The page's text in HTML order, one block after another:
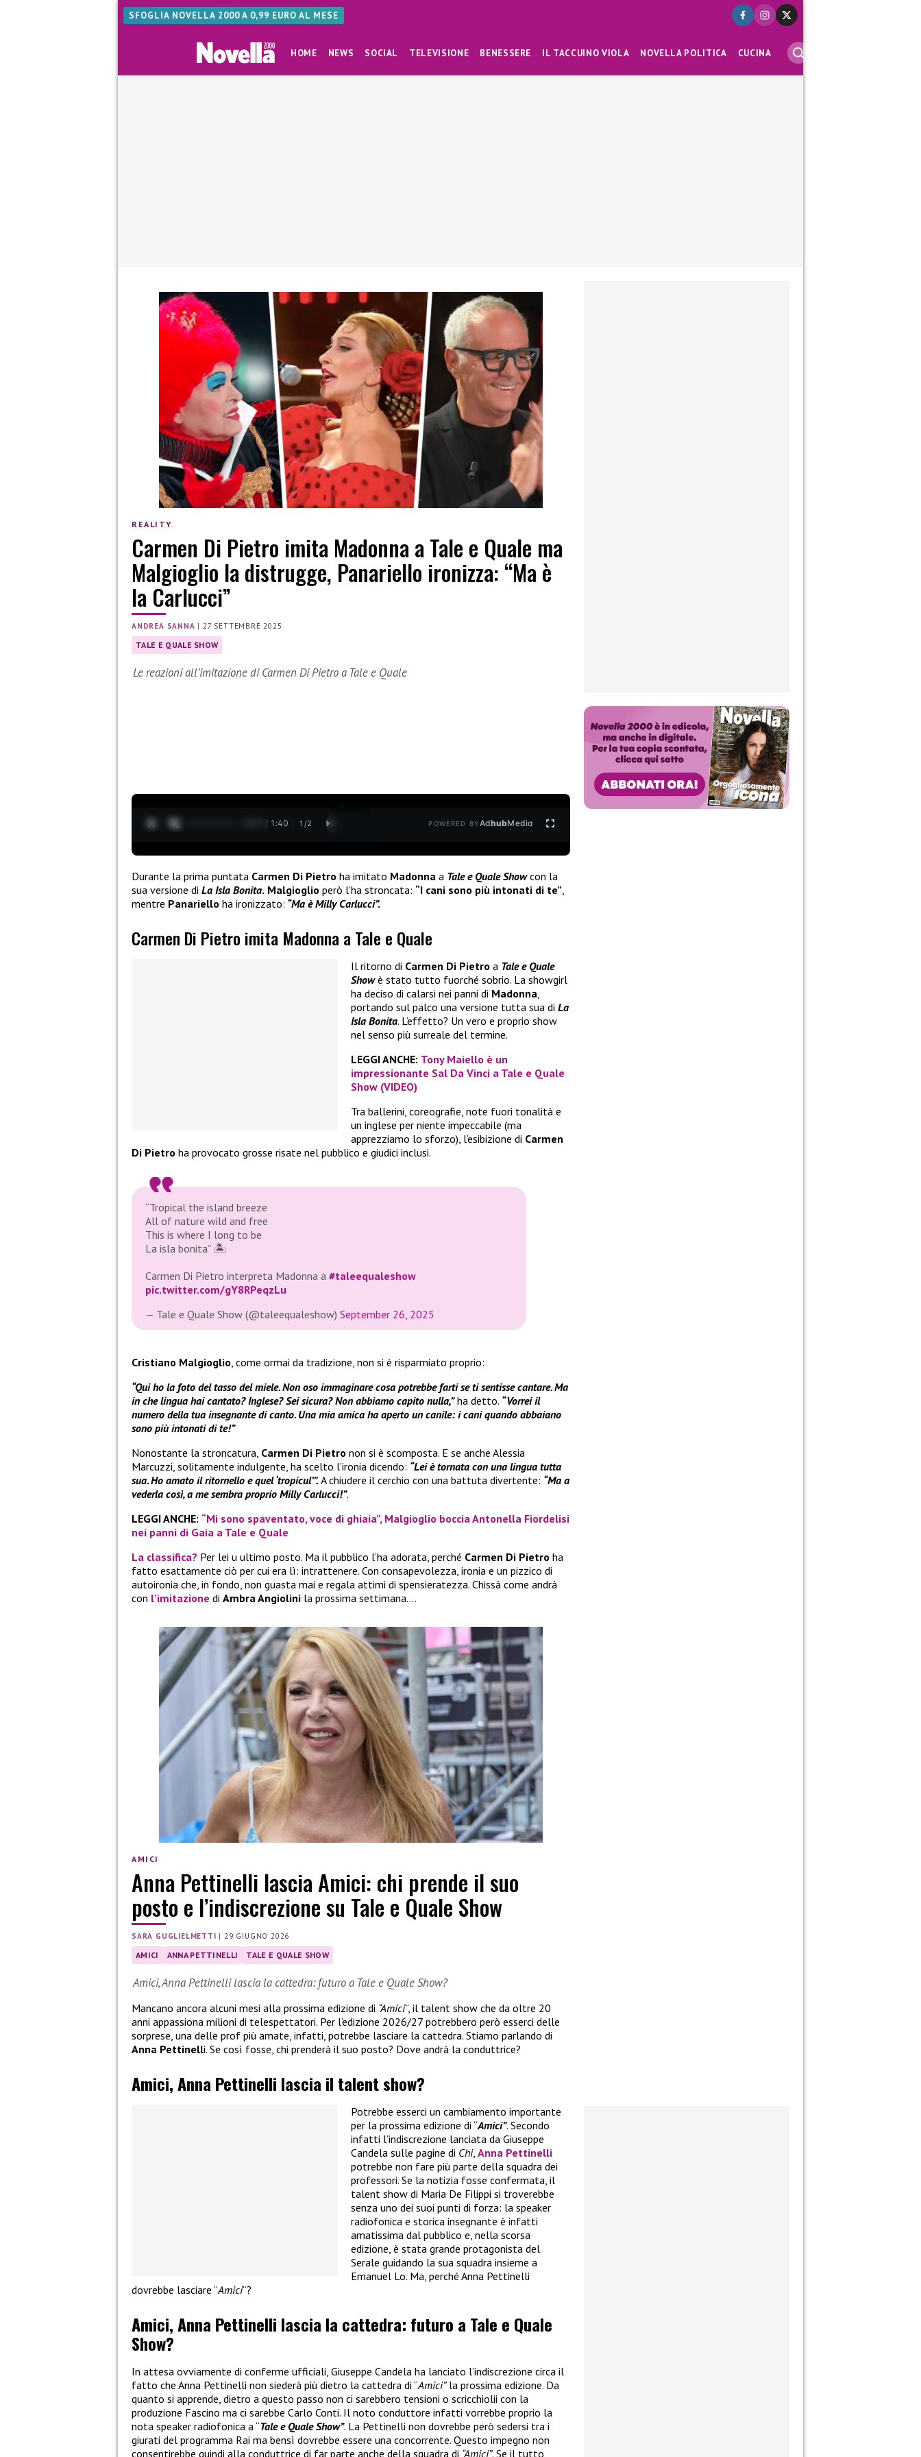
SFOGLIA NOVELLA 2000 A 0,99 EURO AL MESE
HOME NEWS SOCIAL TELEVISIONE BENESSERE IL TACCUINO VIOLA NOVELLA POLITICA CUCINA
REALITY
Carmen Di Pietro imita Madonna a Tale e Quale ma
Malgioglio la distrugge, Panariello ironizza: “Ma è
la Carlucci”
ANDREA SANNA |27 SETTEMBRE 2025
TALE E QUALE SHOW
Le reazioni all’imitazione di Carmen Di Pietro a Tale e Quale
0:28 / 1:40 1 /2 POWERED BYAdhubMedia
Durante la prima puntata Carmen Di Pietro ha imitato Madonna a Tale e Quale Showcon la
sua versione di La Isla Bonita. Malgioglio però l’ha stroncata: “I cani sono più intonati di te”
mentre Panariello ha ironizzato: “Ma è Milly Carlucci”.
Carmen Di Pietro imita Madonna a Tale e Quale
Il ritorno di Carmen Di Pietro a Tale e Quale
Show è stato tutto fuorché sobrio. La showgirl
ha deciso di calarsi nei panni di Madonna,
portando sul palco una versione tutta sua di La
Isla Bonita. L’effetto? Un vero e proprio show
nel senso più surreale del termine.
LEGGI ANCHE: Tony Maiello è un
impressionante Sal Da Vinci a Tale e Quale
Show (VIDEO)
Tra ballerini, coreografie, note fuori tonalità e
un inglese per niente impeccabile (ma
apprezziamo lo sforzo), l’esibizione di Carmen
Di Pietro ha provocato grosse risate nel pubblico e giudici inclusi.
“Tropical the island breeze
All of nature wild and free
This is where I long to be
La isla bonita” 🏝
Carmen Di Pietro interpreta Madonna a #taleequaleshow
pic.twitter.com/gY8RPeqzLu
— Tale e Quale Show (@taleequaleshow) September 26, 2025
Cristiano Malgioglio , come ormai da tradizione, non si è risparmiato proprio:
“Qui ho la foto del tasso del miele. Non oso immaginare cosa potrebbe farti se ti sentisse cantare. Ma
in che lingua hai cantato? Inglese? Sei sicura? Non abbiamo capito nulla,”ha detto. “Vorrei il
numero della tua insegnante di canto. Una mia amica ha aperto un canile: i cani quando abbaiano
sono più intonati di te!”
Nonostante la stroncatura, Carmen Di Pietro non si è scomposta. E se anche Alessia
Marcuzzi, solitamente indulgente, ha scelto l’ironia dicendo: “Lei è tornata con una lingua tutta
sua. Ho amato il ritornello e quel ‘tropicul’”. A chiudere il cerchio con una battuta divertente: “Ma a
vederla così, a me sembra proprio Milly Carlucci!”.
LEGGI ANCHE: “Mi sono spaventato, voce di ghiaia”, Malgioglio boccia Antonella Fiordelisi
nei panni di Gaia a Tale e Quale
La classifica? Per lei u ultimo posto. Ma il pubblico l’ha adorata, perché Carmen Di Pietro ha
fatto esattamente ciò per cui era lì: intrattenere. Con consapevolezza, ironia e un pizzico di
autoironia che, in fondo, non guasta mai e regala attimi di spensieratezza. Chissà come andrà
con l’imitazione di Ambra Angiolini la prossima settimana….
AMICI
Anna Pettinelli lascia Amici: chi prende il suo
posto e l’indiscrezione su Tale e Quale Show
SARA GUGLIELMETTI |29 GIUGNO 2026
AMICI ANNA PETTINELLI TALE E QUALE SHOW
Amici, Anna Pettinelli lascia la cattedra: futuro a Tale e Quale Show?
Mancano ancora alcuni mesi alla prossima edizione di “Amici“, il talent show che da oltre 20
anni appassiona milioni di telespettatori. Per l’edizione 2026/27 potrebbero però esserci delle
sorprese, una delle prof più amate, infatti, potrebbe lasciare la cattedra. Stiamo parlando di
Anna Pettinelli. Se così fosse, chi prenderà il suo posto? Dove andrà la conduttrice?
Amici, Anna Pettinelli lascia il talent show?
Potrebbe esserci un cambiamento importante
per la prossima edizione di “Amici”. Secondo
infatti l’indiscrezione lanciata da Giuseppe
Candela sulle pagine di Chi, Anna Pettinelli
potrebbe non fare più parte della squadra dei
professori. Se la notizia fosse confermata, il
talent show di Maria De Filippi si troverebbe
senza uno dei suoi punti di forza: la speaker
radiofonica e storica insegnante è infatti
amatissima dal pubblico e, nella scorsa
edizione, è stata grande protagonista del
Serale guidando la sua squadra insieme a
Emanuel Lo. Ma, perché Anna Pettinelli
dovrebbe lasciare “Amici“?
Amici, Anna Pettinelli lascia la cattedra: futuro a Tale e Quale
Show?
In attesa ovviamente di conferme ufficiali, Giuseppe Candela ha lanciato l’indiscrezione circa il
fatto che Anna Pettinelli non siederà più dietro la cattedra di “Amici”la prossima edizione. Da
quanto si apprende, dietro a questo passo non ci sarebbero tensioni o scricchiolii con la
produzione Fascino ma ci sarebbe Carlo Conti. Il noto conduttore infatti vorrebbe proprio la
nota speaker radiofonica a “Tale e Quale Show”. La Pettinelli non dovrebbe però sedersi tra i
giurati del programma Rai ma bensì dovrebbe essere una concorrente. Questo impegno non
consentirebbe quindi alla conduttrice di far parte anche della squadra di “Amici”. Se il tutto